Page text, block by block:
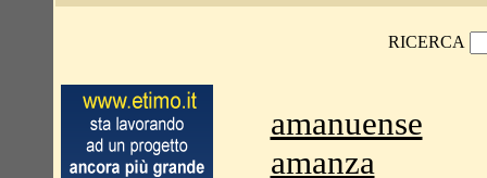
RICERCA
amanuense
amanza